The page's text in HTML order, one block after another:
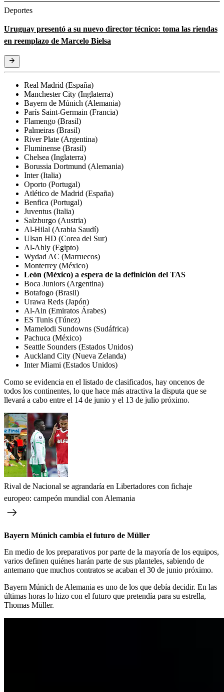
Deportes
Uruguay presentó a su nuevo director técnico: toma las riendas
en reemplazo de Marcelo Bielsa
Real Madrid (España)
Manchester City (Inglaterra)
Bayern de Múnich (Alemania)
París Saint-Germain (Francia)
Flamengo (Brasil)
Palmeiras (Brasil)
River Plate (Argentina)
Fluminense (Brasil)
Chelsea (Inglaterra)
Borussia Dortmund (Alemania)
Inter (Italia)
Oporto (Portugal)
Atlético de Madrid (España)
Benfica (Portugal)
Juventus (Italia)
Salzburgo (Austria)
Al-Hilal (Arabia Saudí)
Ulsan HD (Corea del Sur)
Al-Ahly (Egipto)
Wydad AC (Marruecos)
Monterrey (México)
León (México) a espera de la definición del TAS
Boca Juniors (Argentina)
Botafogo (Brasil)
Urawa Reds (Japón)
Al-Ain (Emiratos Árabes)
ES Tunis (Túnez)
Mamelodi Sundowns (Sudáfrica)
Pachuca (México)
Seattle Sounders (Estados Unidos)
Auckland City (Nueva Zelanda)
Inter Miami (Estados Unidos)
Como se evidencia en el listado de clasificados, hay oncenos de
todos los continentes, lo que hace más atractiva la disputa que se
llevará a cabo entre el 14 de junio y el 13 de julio próximo.
Rival de Nacional se agrandaría en Libertadores con fichaje
europeo: campeón mundial con Alemania
Bayern Múnich cambia el futuro de Müller
En medio de los preparativos por parte de la mayoría de los equipos,
varios definen quiénes harán parte de sus planteles, sabiendo de
antemano que muchos contratos se acaban el 30 de junio próximo.
Bayern Múnich de Alemania es uno de los que debía decidir. En las
últimas horas lo hizo con el futuro que pretendía para su estrella,
Thomas Müller.